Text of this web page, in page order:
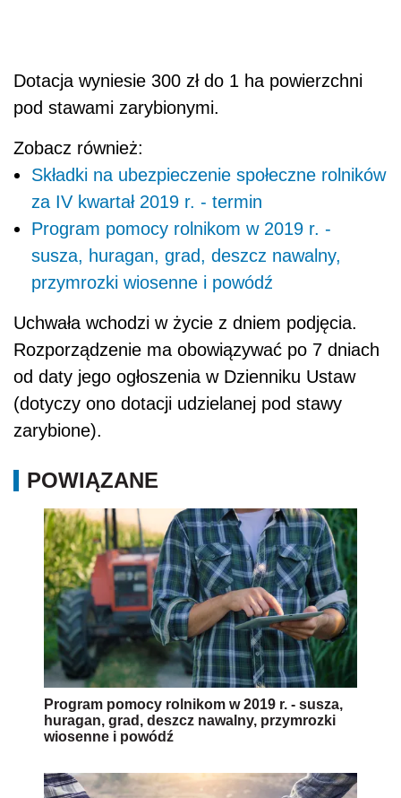
Dotacja wyniesie 300 zł do 1 ha powierzchni
pod stawami zarybionymi.
Zobacz również:
Składki na ubezpieczenie społeczne rolników
za IV kwartał 2019 r. - termin
Program pomocy rolnikom w 2019 r. -
susza, huragan, grad, deszcz nawalny,
przymrozki wiosenne i powódź
Uchwała wchodzi w życie z dniem podjęcia.
Rozporządzenie ma obowiązywać po 7 dniach
od daty jego ogłoszenia w Dzienniku Ustaw
(dotyczy ono dotacji udzielanej pod stawy
zarybione).
POWIĄZANE
Program pomocy rolnikom w 2019 r. - susza,
huragan, grad, deszcz nawalny, przymrozki
wiosenne i powódź